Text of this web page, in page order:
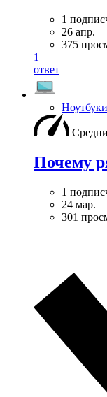
1
26 апр.
375
1
ответ
Ноутбуки
Почему
1
24 мар.
301